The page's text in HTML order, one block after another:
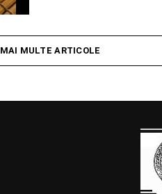
MAI MULTE ARTICOLE